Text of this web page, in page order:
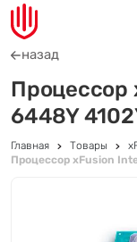
назад
Процессор
6448Y
Главная Товары
Процессор xFusion